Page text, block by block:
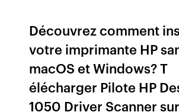
Découvrez comment
votre imprimante HP
macOS et Windows? T
élécharger Pilote HP
1050 Driver Scanner sur